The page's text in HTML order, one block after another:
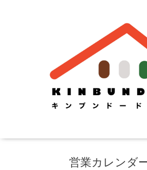
営業カレンダ